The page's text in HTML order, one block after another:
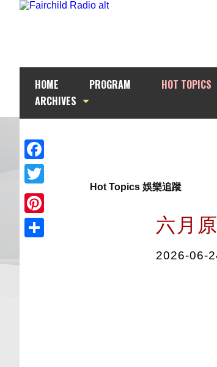
HOME PROGRAM HOT TOPICS
ARCHIVES
Facebook
Twitter
Pinterest
Hot Topics 娛樂追蹤
六月
2026-06-